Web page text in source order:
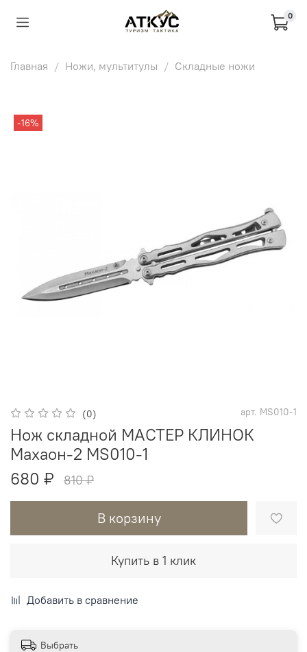
0
Главная Ножи, мультитулы Складные ножи
-16%
(0) арт. MS010-1
Нож складной МАСТЕР КЛИНОК
Махаон-2 MS010-1
680 ₽
810 ₽
В корзину
Купить в 1 клик
Добавить в сравнение
Выбрать